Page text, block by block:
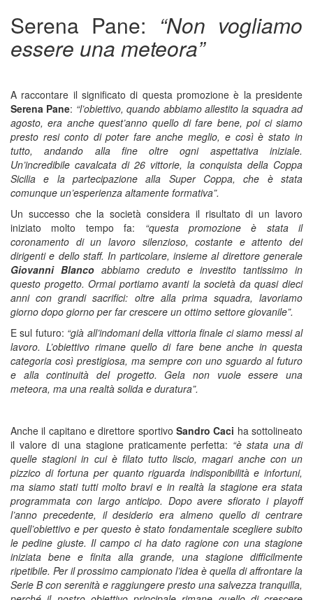
Serena Pane: “Non vogliamo
essere una meteora”
A raccontare il significato di questa promozione è la presidente
Serena Pane: “l’obiettivo, quando abbiamo allestito la squadra ad
agosto, era anche quest’anno quello di fare bene, poi ci siamo
presto resi conto di poter fare anche meglio, e così è stato in
tutto, andando alla fine oltre ogni aspettativa iniziale.
Un’incredibile cavalcata di 26 vittorie, la conquista della Coppa
Sicilia e la partecipazione alla Super Coppa, che è stata
comunque un’esperienza altamente formativa”.
Un successo che la società considera il risultato di un lavoro
iniziato molto tempo fa: “questa promozione è stata il
coronamento di un lavoro silenzioso, costante e attento dei
dirigenti e dello staff. In particolare, insieme al direttore generale
Giovanni Blanco abbiamo creduto e investito tantissimo in
questo progetto. Ormai portiamo avanti la società da quasi dieci
anni con grandi sacrifici: oltre alla prima squadra, lavoriamo
giorno dopo giorno per far crescere un ottimo settore giovanile”.
E sul futuro: “già all’indomani della vittoria finale ci siamo messi al
lavoro. L’obiettivo rimane quello di fare bene anche in questa
categoria così prestigiosa, ma sempre con uno sguardo al futuro
e alla continuità del progetto. Gela non vuole essere una
meteora, ma una realtà solida e duratura”.
Anche il capitano e direttore sportivo Sandro Caci ha sottolineato
il valore di una stagione praticamente perfetta: “è stata una di
quelle stagioni in cui è filato tutto liscio, magari anche con un
pizzico di fortuna per quanto riguarda indisponibilità e infortuni,
ma siamo stati tutti molto bravi e in realtà la stagione era stata
programmata con largo anticipo. Dopo avere sfiorato i playoff
l’anno precedente, il desiderio era almeno quello di centrare
quell’obiettivo e per questo è stato fondamentale scegliere subito
le pedine giuste. Il campo ci ha dato ragione con una stagione
iniziata bene e finita alla grande, una stagione difficilmente
ripetibile. Per il prossimo campionato l’idea è quella di affrontare la
Serie B con serenità e raggiungere presto una salvezza tranquilla,